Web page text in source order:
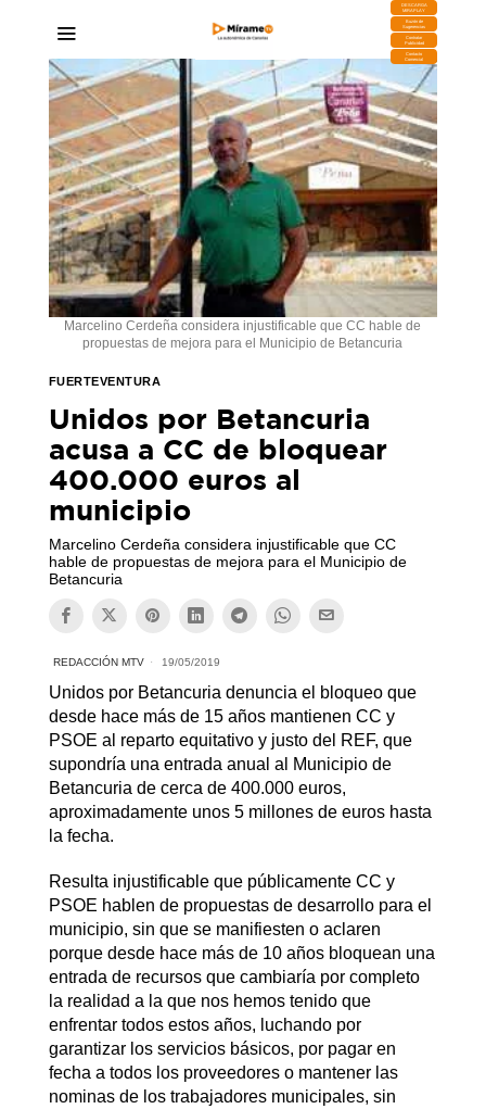
DESCARGA
MIRAPLAY
Buzón de
Sugerencias
Contratar
Publicidad
Contacto
Comercial
Marcelino Cerdeña considera injustificable que CC hable de
propuestas de mejora para el Municipio de Betancuria
FUERTEVENTURA
Unidos por Betancuria
acusa a CC de bloquear
400.000 euros al
municipio
Marcelino Cerdeña considera injustificable que CC
hable de propuestas de mejora para el Municipio de
Betancuria
REDACCIÓN MTV 19/05/2019
Unidos por Betancuria denuncia el bloqueo que
desde hace más de 15 años mantienen CC y
PSOE al reparto equitativo y justo del REF, que
supondría una entrada anual al Municipio de
Betancuria de cerca de 400.000 euros,
aproximadamente unos 5 millones de euros hasta
la fecha.
Resulta injustificable que públicamente CC y
PSOE hablen de propuestas de desarrollo para el
municipio, sin que se manifiesten o aclaren
porque desde hace más de 10 años bloquean una
entrada de recursos que cambiaría por completo
la realidad a la que nos hemos tenido que
enfrentar todos estos años, luchando por
garantizar los servicios básicos, por pagar en
fecha a todos los proveedores o mantener las
nominas de los trabajadores municipales, sin